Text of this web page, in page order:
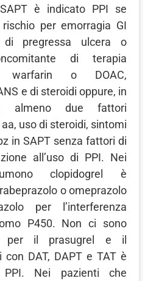
è indicato PPI se
per emorragia GI
di pregressa ulcera o
di terapia
warfarin o DOAC,
e di steroidi oppure, in
almeno due fattori
uso di steroidi, sintomi
in SAPT senza fattori di
all’uso di PPI. Nei
clopidogrel è
o omeprazolo
per l’interferenza
P450. Non ci sono
per il prasugrel e il
DAT, DAPT e TAT è
Nei pazienti che